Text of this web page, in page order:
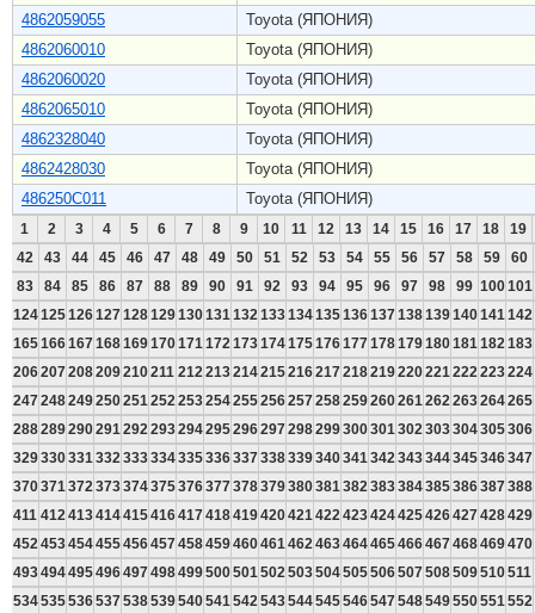
4862059055
Toyota (ЯПОНИЯ)
4862060010
Toyota (ЯПОНИЯ)
4862060020
Toyota (ЯПОНИЯ)
4862065010
Toyota (ЯПОНИЯ)
4862328040
Toyota (ЯПОНИЯ)
4862428030
Toyota (ЯПОНИЯ)
486250C011
Toyota (ЯПОНИЯ)
1 2 3 4 5 6 7 8 9 10 11 12 13 14 15 16 17 18
19
42
43 44 45 46 47 48 49 50 51 52 53 54 55 56 57 58 59
60
83
84 85 86 87 88 89 90 91 92 93 94 95 96 97 98 99 100101
124125126127128129130131 132 133134135136137138139140141 142
165166167168169170171 172 173174175176177178179180181 182 183
206207208209210211 212 213214215216217218219220221 222 223224
247248249250251 252 253254255256257258259260261 262 263264265
288289290291 292 293294295296297298299300301 302 303304305306
329330331 332 333334335336337338339340341 342 343344345346347
370371 372 373374375376377378379380381 382 383384385386387388
411 412 413414415416417418419420421 422 423424425426427428429
452 453454455456457458459460461 462 463464465466467468469470
493494495496497498499500501 502 503504505506507508509510511
534535536537538539540541 542 543544545546547548549550551 552